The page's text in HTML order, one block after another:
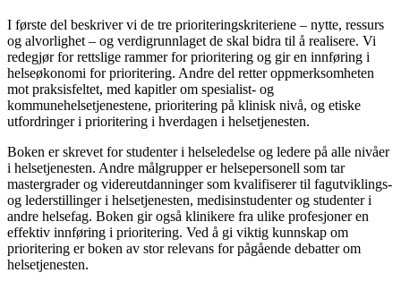
I første del beskriver vi de tre prioriteringskriteriene – nytte, ressurs
og alvorlighet – og verdigrunnlaget de skal bidra til å realisere. Vi
redegjør for rettslige rammer for prioritering og gir en innføring i
helseøkonomi for prioritering. Andre del retter oppmerksomheten
mot praksisfeltet, med kapitler om spesialist- og
kommunehelsetjenestene, prioritering på klinisk nivå, og etiske
utfordringer i prioritering i hverdagen i helsetjenesten.
Boken er skrevet for studenter i helseledelse og ledere på alle nivåer
i helsetjenesten. Andre målgrupper er helsepersonell som tar
mastergrader og videreutdanninger som kvalifiserer til fagutviklings-
og lederstillinger i helsetjenesten, medisinstudenter og studenter i
andre helsefag. Boken gir også klinikere fra ulike profesjoner en
effektiv innføring i prioritering. Ved å gi viktig kunnskap om
prioritering er boken av stor relevans for pågående debatter om
helsetjenesten.